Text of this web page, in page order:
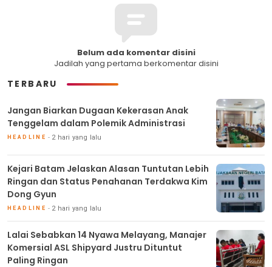
Belum ada komentar disini
Jadilah yang pertama berkomentar disini
TERBARU
Jangan Biarkan Dugaan Kekerasan Anak
Tenggelam dalam Polemik Administrasi
HEADLINE 2 hari yang lalu
Kejari Batam Jelaskan Alasan Tuntutan Lebih
Ringan dan Status Penahanan Terdakwa Kim
Dong Gyun
HEADLINE 2 hari yang lalu
Lalai Sebabkan 14 Nyawa Melayang, Manajer
Komersial ASL Shipyard Justru Dituntut
Paling Ringan